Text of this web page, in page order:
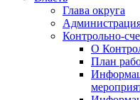
Глава округа
Контрольно-
О
План